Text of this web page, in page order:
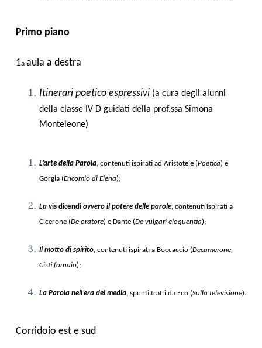
Primo piano
1a aula a destra
Itinerari poetico espressivi (a cura degli alunni
della classe IV D guidati della prof.ssa Simona
Monteleone)
L’arte della Parola, contenuti ispirati ad Aristotele (Poetica) e
Gorgia (Encomio di Elena);
La vis dicendi ovvero il potere delle parole, contenuti ispirati a
Cicerone (De oratore) e Dante (De vulgari eloquentia);
Il motto di spirito, contenuti ispirati a Boccaccio (Decamerone,
Cisti fornaio);
La Parola nell’era dei media, spunti tratti da Eco (Sulla televisione).
Corridoio est e sud